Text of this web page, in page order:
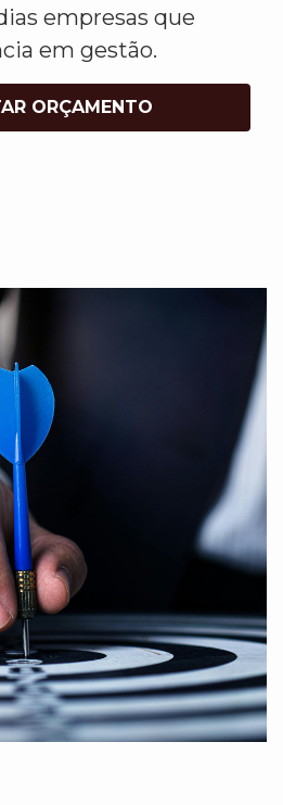
empresas que
em gestão.
ORÇAMENTO